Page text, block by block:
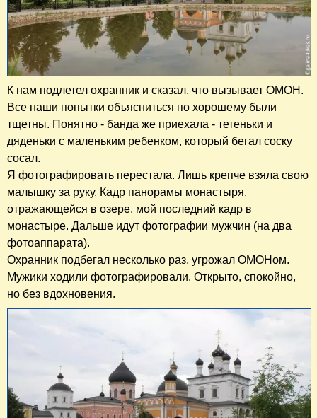
К нам подлетел охранник и сказал, что вызывает ОМОН.
Все наши попытки объясниться по хорошему были
тщетны. Понятно - банда же приехала - тетеньки и
дяденьки с маленьким ребенком, который бегал соску
сосал.
Я фотографировать перестала. Лишь крепче взяла свою
малышку за руку. Кадр панорамы монастыря,
отражающейся в озере, мой последний кадр в
монастыре. Дальше идут фотографии мужчин (на два
фотоаппарата).
Охранник подбегал несколько раз, угрожал ОМОНом.
Мужики ходили фотографировали. Открыто, спокойно,
но без вдохновения.